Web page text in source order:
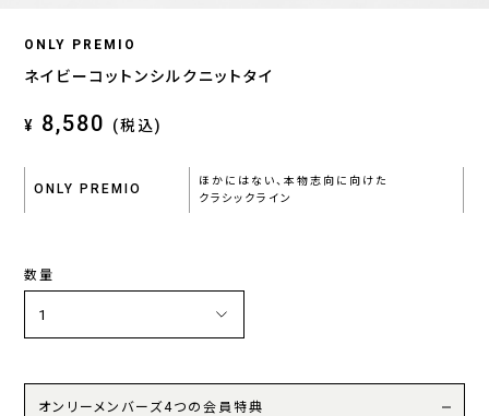
ONLY PREMIO
ネイビーコットンシルクニットタイ
¥ 8,580 (税込)
ONLY PREMIO
ほかにはない、本物志向に向けた
クラシックライン
数量
オンリーメンバーズ4つの会員特典